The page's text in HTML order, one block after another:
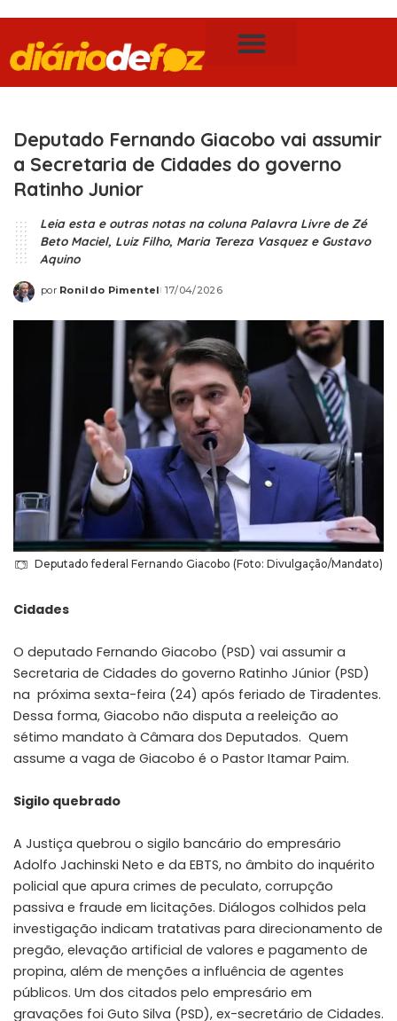
Deputado Fernando Giacobo vai assumir
a Secretaria de Cidades do governo
Ratinho Junior
Leia esta e outras notas na coluna Palavra Livre de Zé
Beto Maciel, Luiz Filho, Maria Tereza Vasquez e Gustavo
Aquino
por Ronildo Pimentel 17/04/2026
Deputado federal Fernando Giacobo (Foto: Divulgação/Mandato)
Cidades
O deputado Fernando Giacobo (PSD) vai assumir a
Secretaria de Cidades do governo Ratinho Júnior (PSD)
na próxima sexta-feira (24) após feriado de Tiradentes.
Dessa forma, Giacobo não disputa a reeleição ao
sétimo mandato à Câmara dos Deputados. Quem
assume a vaga de Giacobo é o Pastor Itamar Paim.
Sigilo quebrado
A Justiça quebrou o sigilo bancário do empresário
Adolfo Jachinski Neto e da EBTS, no âmbito do inquérito
policial que apura crimes de peculato, corrupção
passiva e fraude em licitações. Diálogos colhidos pela
investigação indicam tratativas para direcionamento de
pregão, elevação artificial de valores e pagamento de
propina, além de menções a influência de agentes
públicos. Um dos citados pelo empresário em
gravações foi Guto Silva (PSD), ex-secretário de Cidades.